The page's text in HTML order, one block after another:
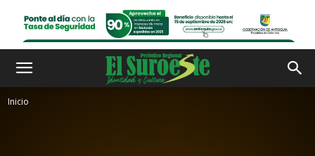
Inicio